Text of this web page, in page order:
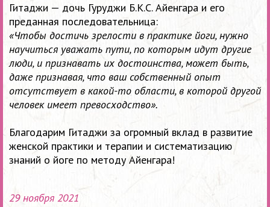
Гитаджи — дочь Гуруджи Б.К.С. Айенгара и его
преданная последовательница:
«Чтобы достичь зрелости в практике йоги, нужно
научиться уважать пути, по которым идут другие
люди, и признавать их достоинства, может быть,
даже признавая, что ваш собственный опыт
отсутствует в какой-то области, в которой другой
человек имеет превосходство».
Благодарим Гитаджи за огромный вклад в развитие
женской практики и терапии и систематизацию
знаний о йоге по методу Айенгара!
29 ноября 2021